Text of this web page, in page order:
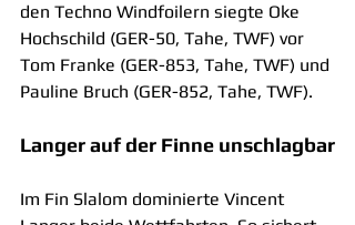
den Techno Windfoilern siegte Oke
Hochschild (GER-50, Tahe, TWF) vor
Tom Franke (GER-853, Tahe, TWF) und
Pauline Bruch (GER-852, Tahe, TWF).
Langer auf der Finne unschlagbar
Im Fin Slalom dominierte Vincent